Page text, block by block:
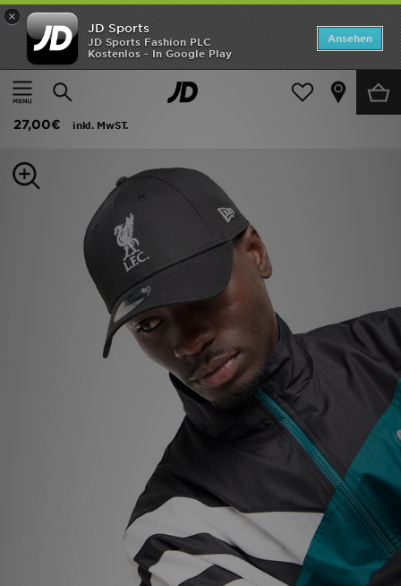
×
JD Sports
JD Sports Fashion PLC
Kostenlos - In Google Play
Ansehen
Home
Frauen Frauen Accessoires Caps
New Era Liverpool FC 9FORTY Cap
27,00€
inkl. MwST.
ANGEBOTE
Neuheiten
Kinder
Geschenkgutschein